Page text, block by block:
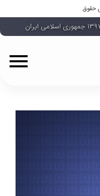
حقوق